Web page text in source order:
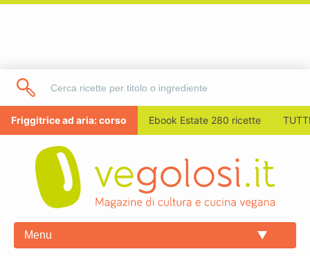
Friggitrice ad aria: corso Ebook Estate 280 ricette
Menu